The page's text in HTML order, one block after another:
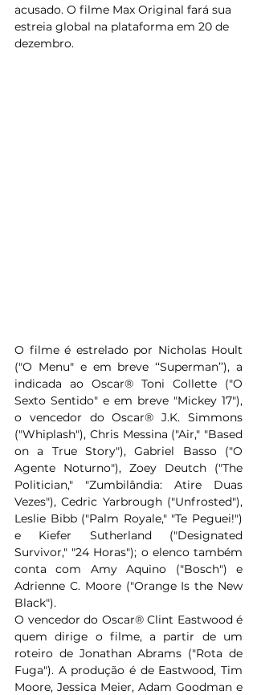
acusado. O filme Max Original fará sua
estreia global na plataforma em 20 de
dezembro.
O filme é estrelado por Nicholas Hoult
("O Menu" e em breve ‘‘Superman’’), a
indicada ao Oscar® Toni Collette ("O
Sexto Sentido" e em breve "Mickey 17"),
o vencedor do Oscar® J.K. Simmons
("Whiplash"), Chris Messina ("Air," "Based
on a True Story"), Gabriel Basso ("O
Agente Noturno"), Zoey Deutch ("The
Politician," "Zumbilândia: Atire Duas
Vezes"), Cedric Yarbrough ("Unfrosted"),
Leslie Bibb ("Palm Royale," "Te Peguei!")
e Kiefer Sutherland ("Designated
Survivor," "24 Horas"); o elenco também
conta com Amy Aquino ("Bosch") e
Adrienne C. Moore ("Orange Is the New
Black").
O vencedor do Oscar® Clint Eastwood é
quem dirige o filme, a partir de um
roteiro de Jonathan Abrams ("Rota de
Fuga"). A produção é de Eastwood, Tim
Moore, Jessica Meier, Adam Goodman e